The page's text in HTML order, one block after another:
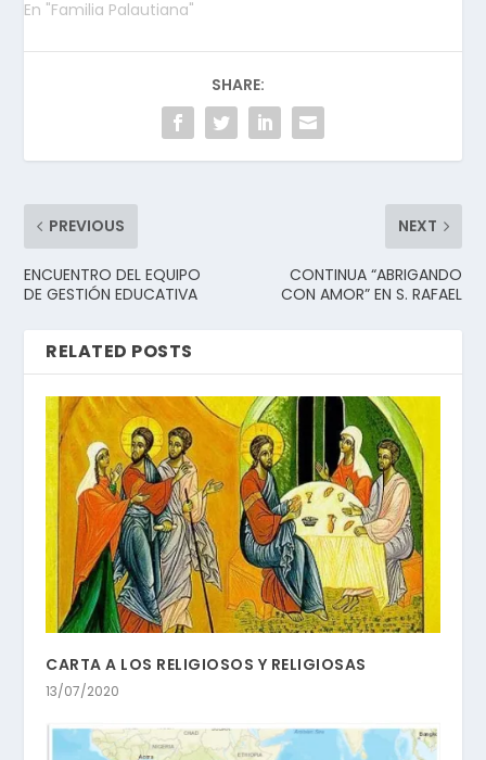
En "Familia Palautiana"
SHARE:
PREVIOUS
ENCUENTRO DEL EQUIPO
DE GESTIÓN EDUCATIVA
NEXT
CONTINUA “ABRIGANDO
CON AMOR” EN S. RAFAEL
RELATED POSTS
CARTA A LOS RELIGIOSOS Y RELIGIOSAS
13/07/2020